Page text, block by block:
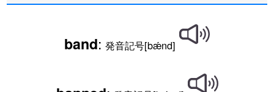
band: 発音記号[bǽnd]